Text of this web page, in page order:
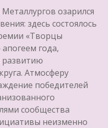
озарился
здесь состоялось
«Творцы
года,
развитию
Атмосферу
победителей
сообщества
неизменно